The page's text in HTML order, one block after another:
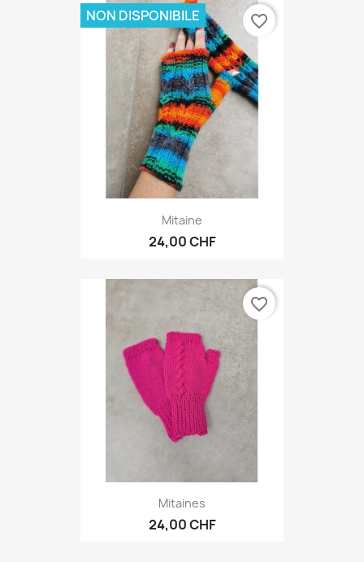
Mitaine
24,00 CHF
NON DISPONIBILE favorite_border
Mitaines
24,00 CHF
favorite_border